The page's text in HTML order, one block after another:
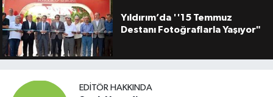
Yıldırım’da ''15 Temmuz
Destanı Fotoğraflarla Yaşıyor"
EDITÖR HAKKINDA